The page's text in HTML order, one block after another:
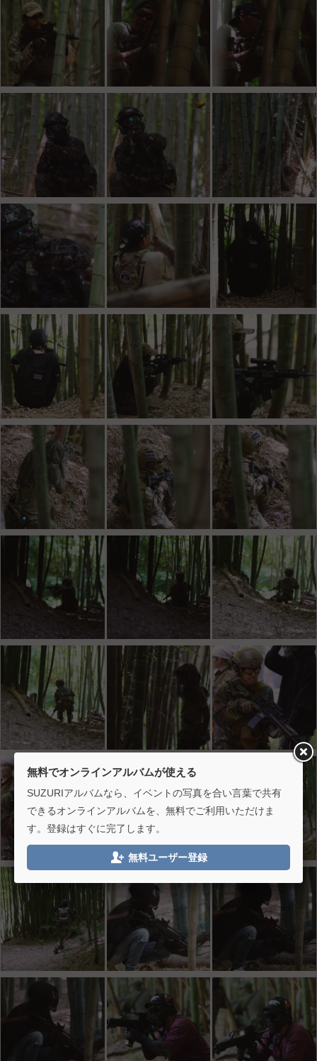
無料でオンラインアルバムが使える
SUZURIアルバムなら、イベントの写真を合い言葉で共有
できるオンラインアルバムを、無料でご利用いただけま
す。登録はすぐに完了します。
 無料ユーザー登録